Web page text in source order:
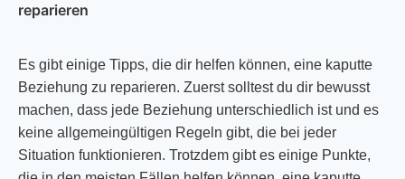
reparieren
Es gibt einige Tipps, die dir helfen können, eine kaputte
Beziehung zu reparieren. Zuerst solltest du dir bewusst
machen, dass jede Beziehung unterschiedlich ist und es
keine allgemeingültigen Regeln gibt, die bei jeder
Situation funktionieren. Trotzdem gibt es einige Punkte,